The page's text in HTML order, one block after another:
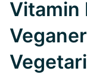
Vitamin